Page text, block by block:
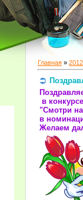
Главная » 2012
в
"Смотри
в
Желаем